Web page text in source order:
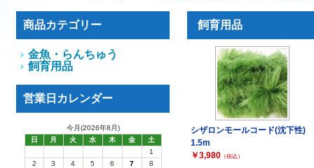
商品カテゴリー
金魚・らんちゅう
飼育用品
営業日カレンダー
今月(2026年8月)
日
月 火 水 木 金
土
1
2
3 4 5 6 7
8
飼育用品
シザロンモールコード(沈下性)
1.5m
￥3,980 （税込）